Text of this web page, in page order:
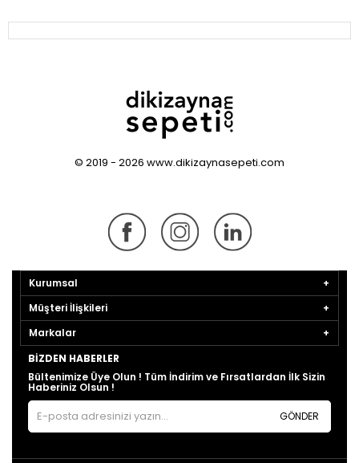
© 2019 - 2026 www.dikizaynasepeti.com
Kurumsal
Müşteri İlişkileri
Markalar
BIZDEN HABERLER
Bültenimize Üye Olun ! Tüm İndirim ve Fırsatlardan İlk Sizin
Haberiniz Olsun !
GÖNDER